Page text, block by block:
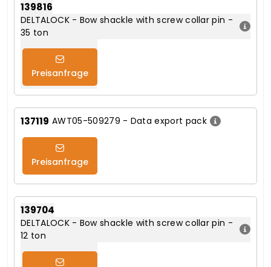
139816
DELTALOCK - Bow shackle with screw collar pin -
35 ton
Preisanfrage
137119 AWT05-509279 - Data export pack
Preisanfrage
139704
DELTALOCK - Bow shackle with screw collar pin -
12 ton